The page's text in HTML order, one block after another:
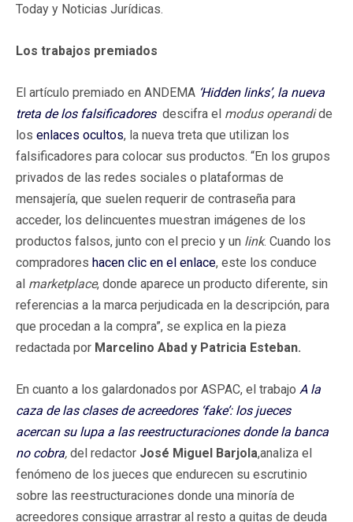
Today y Noticias Jurídicas.
Los trabajos premiados
El artículo premiado en ANDEMA ‘Hidden links’, la nueva
treta de los falsificadoresdescifra el modus operandide
los enlaces ocultos, la nueva treta que utilizan los
falsificadores para colocar sus productos. “En los grupos
privados de las redes sociales o plataformas de
mensajería, que suelen requerir de contraseña para
acceder, los delincuentes muestran imágenes de los
productos falsos, junto con el precio y un link. Cuando los
compradores hacen clic en el enlace, este los conduce
al marketplace, donde aparece un producto diferente, sin
referencias a la marca perjudicada en la descripción, para
que procedan a la compra”, se explica en la pieza
redactada por Marcelino Abad y Patricia Esteban.
En cuanto a los galardonados por ASPAC, el trabajo A la
caza de las clases de acreedores ‘fake’: los jueces
acercan su lupa a las reestructuraciones donde la banca
no cobra, del redactor José Miguel Barjola,analiza el
fenómeno de los jueces que endurecen su escrutinio
sobre las reestructuraciones donde una minoría de
acreedores consigue arrastrar al resto a quitas de deuda